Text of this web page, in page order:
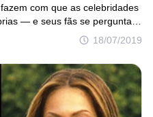
18/07/2019
com que as celebridades
— e seus fãs se perguntam
estrelas conseguiram
a seus parâmetros